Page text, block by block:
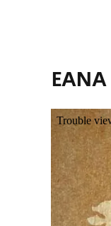
EANA